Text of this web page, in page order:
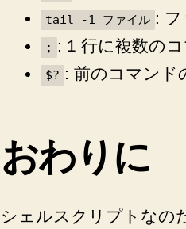
tail -1 ファイル :
; : 1 行に複数の
$? : 前のコマンド
おわりに
シェルスクリプトなの